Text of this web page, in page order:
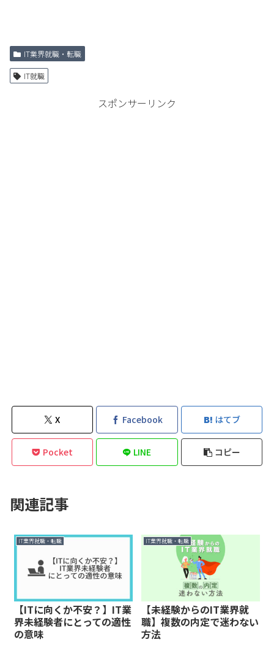
IT業界就職・転職
IT就職
スポンサーリンク
X Facebook はてブ
Pocket LINE コピー
関連記事
IT業界就職・転職
【ITに向くか不安？】IT業
界未経験者にとっての適性
の意味
IT業界就職・転職
【未経験からのIT業界就
職】複数の内定で迷わない
方法